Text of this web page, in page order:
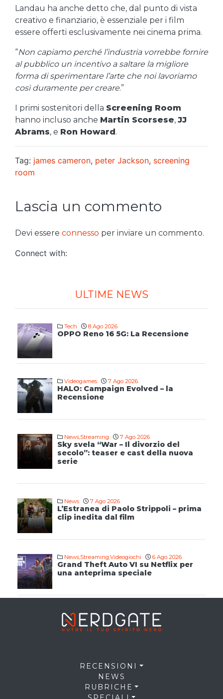
Landau ha anche detto che, dal punto di vista
creativo e finanziario, è essenziale per i film
essere offerti esclusivamente nei cinema prima.
“Non capiamo perché l’industria vorrebbe fornire
al pubblico un incentivo a saltare la migliore
forma di sperimentare l’arte che noi lavoriamo
così duramente per creare.”
I primi sostenitori della Screening Room
hanno incluso anche Martin Scorsese, JJ
Abrams, e Ron Howard.
Tag: james cameron, peter Jackson, screening
room
Lascia un commento
Devi essere connesso per inviare un commento.
Connect with:
ULTIME NEWS
Tech 8 Ago 2026
OPPO Reno 16 5G: La Recensione
Videogames 7 Ago 2026
HALO: Campaign Evolved – la
Recensione
News,Streaming 7 Ago 2026
Sky svela “War – Il divorzio del
secolo”: teaser e cast della nuova
serie
News 7 Ago 2026
L’Estranea di Paolo Strippoli – prima
clip inedita dal film
News,Streaming,Videogiochi 6 Ago 2026
Grand Theft Auto VI su Netflix per
una anteprima speciale
RECENSIONI
NEWS
RUBRICHE